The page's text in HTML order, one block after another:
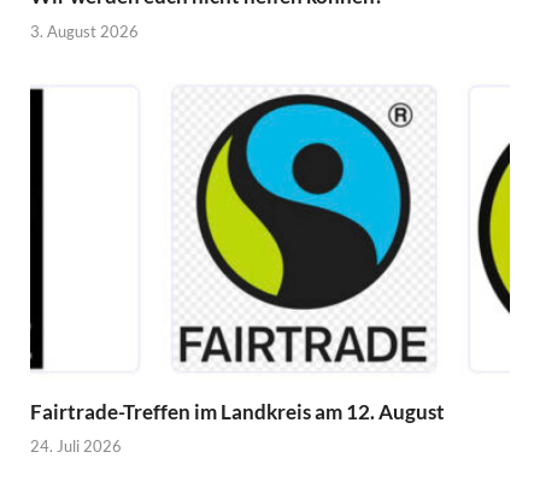
3. August 2026
Fairtrade-Treffen im Landkreis am 12. August
24. Juli 2026